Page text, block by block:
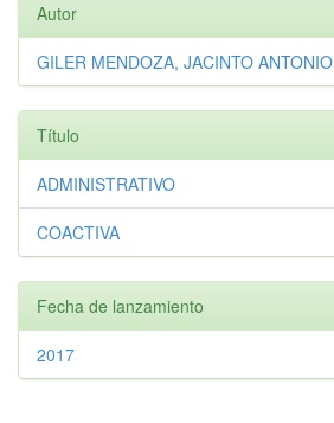
Autor
GILER MENDOZA, JACINTO ANTONIO
Título
ADMINISTRATIVO
COACTIVA
Fecha de lanzamiento
2017